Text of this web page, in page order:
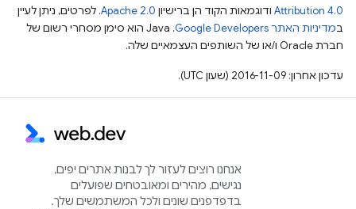
Attribution 4.0 ודוגמאות הקוד הן ברישיון Apache 2.0. לפרטים, ניתן לעיין
במדיניות האתר Google Developers‏
.‏ Java הוא סימן מסחרי רשום של
חברת Oracle ו/או של השותפים העצמאיים שלה.
עדכון אחרון: 2016-11-09 (שעון UTC).
אנחנו רוצים לעזור לך לבנות אתרים יפים,
נגישים, מהירים ומאובטחים שפועלים
בדפדפנים שונים ולכל המשתמשים שלך.